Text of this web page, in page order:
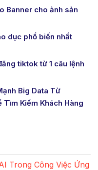
Banner cho ảnh sản
dục phổ biến nhất
tiktok từ 1 câu lệnh
Big Data Từ
Tìm Kiếm Khách Hàng
Trong Công Việc Ứng